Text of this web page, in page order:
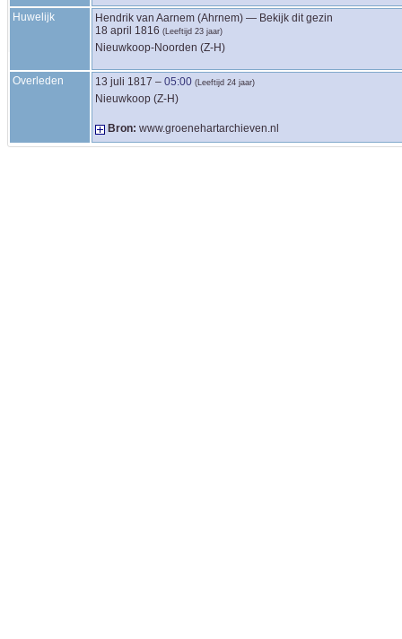
Huwelijk Hendrik van Aarnem (Ahrnem) — Bekijk dit gezin
18 april 1816 (Leeftijd 23 jaar)
Nieuwkoop-Noorden (Z-H)
Overleden 13 juli 1817 – 05:00 (Leeftijd 24 jaar)
Nieuwkoop (Z-H)
Bron: www.groenehartarchieven.nl